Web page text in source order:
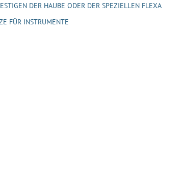
DER HAUBE ODER DER SPEZIELLEN FLEXA
FÜR INSTRUMENTE